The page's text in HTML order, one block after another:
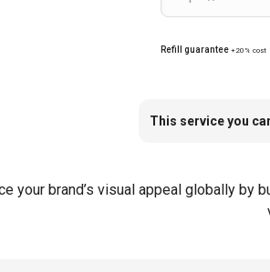
Refill guarantee +20% cost
This service you
your brand’s visual appeal globally